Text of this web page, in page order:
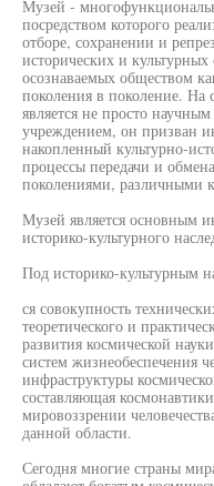
Музей -
посредством которого
отборе, сохранении и
исторических и
осознаваемых обществом
поколения в поколение. На
является не просто
учреждением, он призван
накопленный культурно-
процессы передачи и
поколениями, различными
Музей является основным
историко-культурного
Под историко-культурным
ся совокупность
теоретического и
развития космической
систем жизнеобеспечения
инфраструктуры
составляющая
мировоззрении
данной области.
Сегодня многие страны